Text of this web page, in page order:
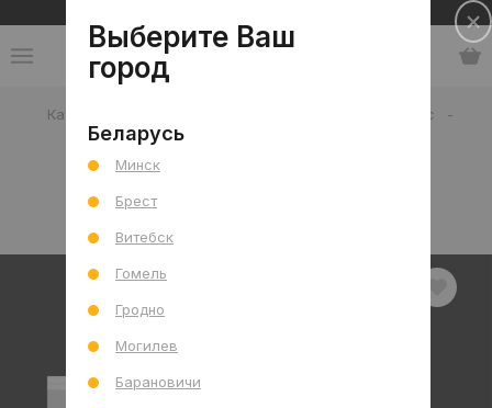
Каталог Плинтус
-
Плинтус под покраску
Выберите Ваш
город
Беларусь
Минск
Брест
Витебск
Гомель
Гродно
Могилев
Барановичи